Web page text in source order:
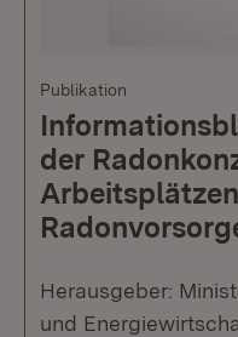
Publikation
der
Herausgeber:
und